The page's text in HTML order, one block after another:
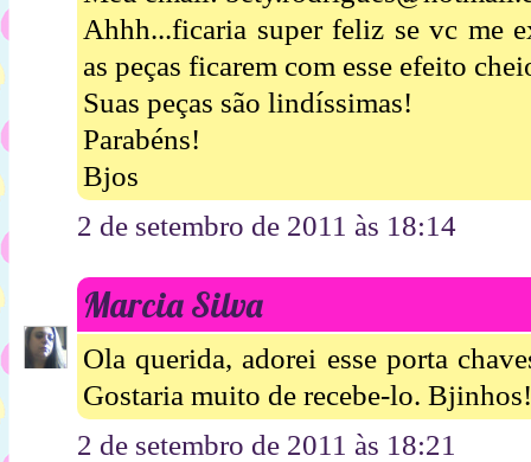
Ahhh...ficaria super feliz se vc me
as peças ficarem com esse efeito
Suas peças são lindíssimas!
Parabéns!
Bjos
2 de setembro de 2011 às 18:14
Marcia Silva
Ola querida, adorei esse porta
Gostaria muito de recebe-lo.
2 de setembro de 2011 às 18:21